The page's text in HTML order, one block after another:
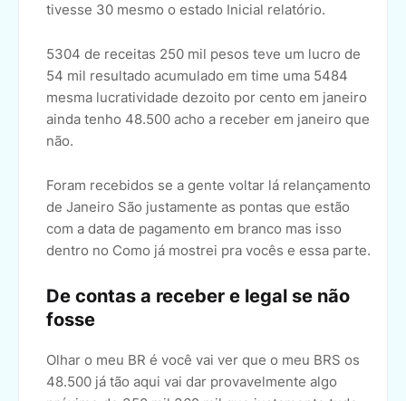
tivesse 30 mesmo o estado Inicial relatório.
5304 de receitas 250 mil pesos teve um lucro de
54 mil resultado acumulado em time uma 5484
mesma lucratividade dezoito por cento em janeiro
ainda tenho 48.500 acho a receber em janeiro que
não.
Foram recebidos se a gente voltar lá relançamento
de Janeiro São justamente as pontas que estão
com a data de pagamento em branco mas isso
dentro no Como já mostrei pra vocês e essa parte.
De contas a receber e legal se não
fosse
Olhar o meu BR é você vai ver que o meu BRS os
48.500 já tão aqui vai dar provavelmente algo